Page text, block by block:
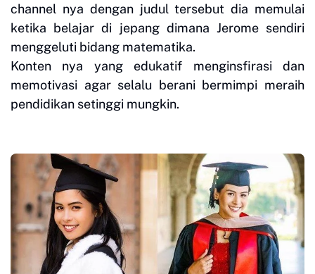
channel nya dengan judul tersebut dia memulai
ketika belajar di jepang dimana Jerome sendiri
menggeluti bidang matematika.
Konten nya yang edukatif menginsfirasi dan
memotivasi agar selalu berani bermimpi meraih
pendidikan setinggi mungkin.